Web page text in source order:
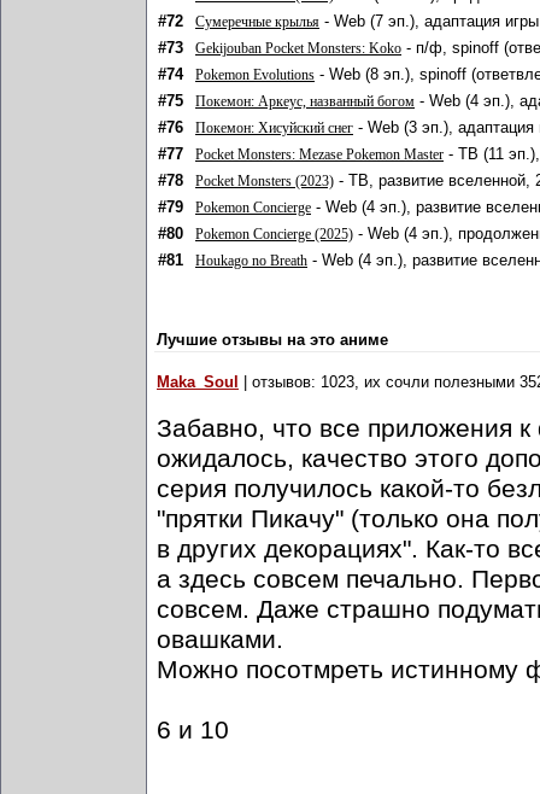
#72
Сумеречные крылья - Web (7 эп.), адаптация
#73
Gekijouban Pocket Monsters: Koko - п/ф, spinoff
#74
Pokemon Evolutions - Web (8 эп.), spinoff
#75
Покемон: Аркеус, названный богом - Web (4 эп.),
#76
Покемон: Хисуйский снег - Web (3 эп.), адаптация
#77
Pocket Monsters: Mezase Pokemon Master - ТВ (11
#78
Pocket Monsters (2023) - ТВ, развитие вселенной,
#79
Pokemon Concierge - Web (4 эп.), развитие
#80
Pokemon Concierge (2025) - Web (4 эп.),
#81
Houkago no Breath - Web (4 эп.), развитие
Лучшие отзывы на это аниме
Maka_Soul | отзывов: 1023, их сочли полезными
Забавно, что все приложения
ожидалось, качество этого
серия получилось какой-то
"прятки Пикачу" (только она
в других декорациях". Как-то
а здесь совсем печально.
совсем. Даже страшно
овашками.
Можно посотмреть истинному
6 и 10